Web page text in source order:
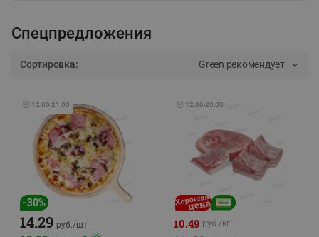
Спецпредложения
Сортировка: Green рекомендует
🕘 12:00-21:00
-30%
14.29 руб./шт
🕘 12:00-20:00
10.49 руб./кг